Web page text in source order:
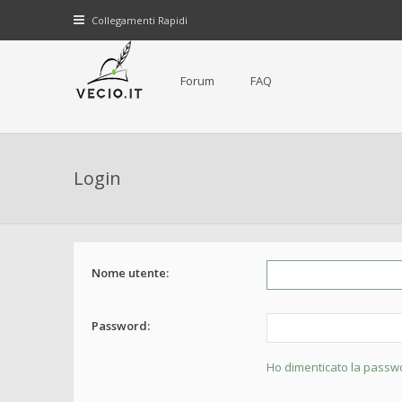
Collegamenti Rapidi
Forum FAQ
Login
Nome utente:
Password:
Ho dimenticato la